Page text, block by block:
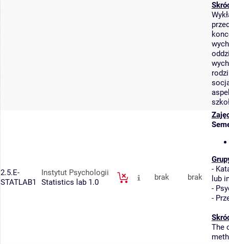
2.5.E-
STATLAB1
Instytut Psychologii
Statistics lab 1.0
brak brak
-
lub
-
-
The